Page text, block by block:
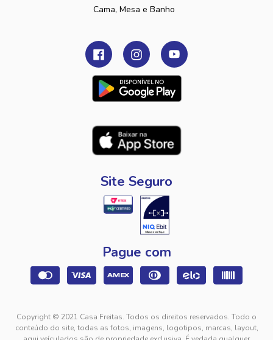
Cama, Mesa e Banho
Site Seguro
Pague com
Copyright © 2021 Casa Freitas. Todos os direitos reservados. Todo o
conteúdo do site, todas as fotos, imagens, logotipos, marcas, layout,